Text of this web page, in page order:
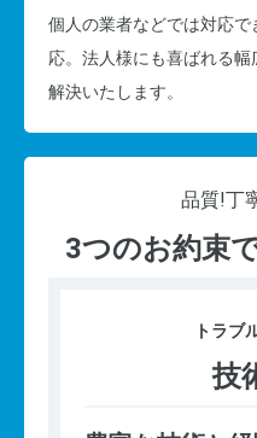
個人の業者などでは対応
応。法人様にも喜ばれる
解決いたします。
品質!丁
3つのお約束
トラブ
技